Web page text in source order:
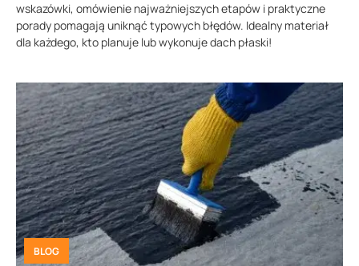
wskazówki, omówienie najważniejszych etapów i praktyczne
porady pomagają uniknąć typowych błędów. Idealny materiał
dla każdego, kto planuje lub wykonuje dach płaski!
BLOG